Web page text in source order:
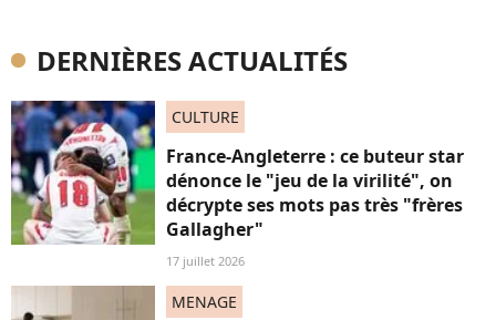
DERNIÈRES ACTUALITÉS
CULTURE
France-Angleterre : ce buteur star
dénonce le "jeu de la virilité", on
décrypte ses mots pas très "frères
Gallagher"
17 juillet 2026
MENAGE